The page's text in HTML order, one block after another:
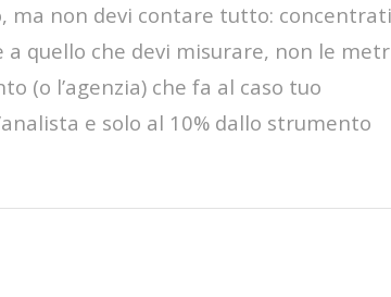
non devi contare tutto:
quello che devi misurare, non le
(o l’agenzia) che fa al caso tuo
e solo al 10% dallo strumento